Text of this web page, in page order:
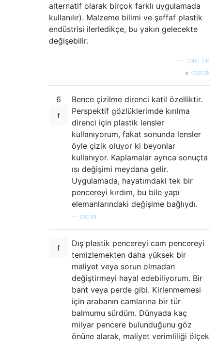
alternatif olarak birçok farklı uygulamada
kullanılır). Malzeme bilimi ve şeffaf plastik
endüstrisi ilerledikçe, bu yakın gelecekte
değişebilir.
— John HK
kaynak
6
Bence çizilme direnci katil özelliktir.
Perspektif gözlüklerimde kırılma
direnci için plastik lensler
kullanıyorum, fakat sonunda lensler
öyle çizik oluyor ki beyonlar
kullanıyor. Kaplamalar ayrıca sonuçta
ısı değişimi meydana gelir.
Uygulamada, hayatımdaki tek bir
pencereyi kırdım, bu bile yapı
elemanlarındaki değişime bağlıydı.
joojaa
Dış plastik pencereyi cam pencereyi
temizlemekten daha yüksek bir
maliyet veya sorun olmadan
değiştirmeyi hayal edebiliyorum. Bir
bant veya perde gibi. Kirlenmemesi
için arabanın camlarına bir tür
balmumu sürdüm. Dünyada kaç
milyar pencere bulunduğunu göz
önüne alarak, maliyet verimliliği ölçek